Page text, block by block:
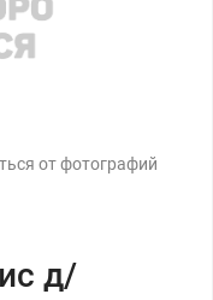
от фотографий
д/